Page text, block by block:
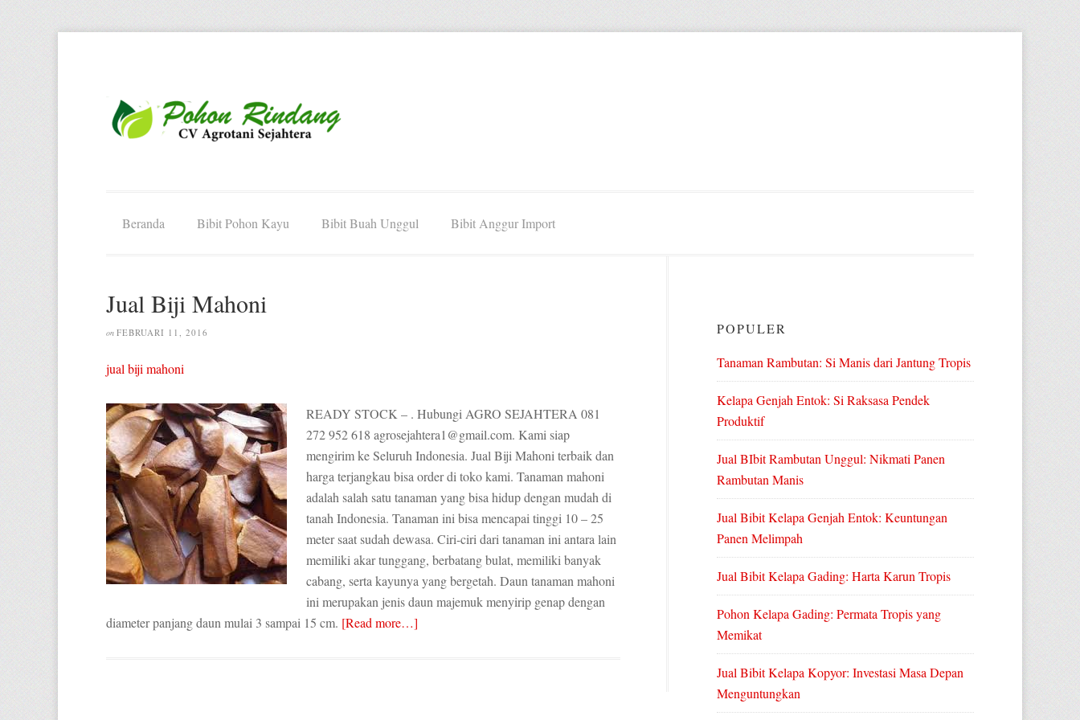
Beranda Bibit Pohon Kayu Bibit Buah Unggul Bibit Anggur Import
Jual Biji Mahoni
on FEBRUARI 11, 2016
jual biji mahoni
READY STOCK – . Hubungi AGRO SEJAHTERA 081
272 952 618 agrosejahtera1@gmail.com. Kami siap
mengirim ke Seluruh Indonesia. Jual Biji Mahoni terbaik dan
harga terjangkau bisa order di toko kami. Tanaman mahoni
adalah salah satu tanaman yang bisa hidup dengan mudah di
tanah Indonesia. Tanaman ini bisa mencapai tinggi 10 – 25
meter saat sudah dewasa. Ciri-ciri dari tanaman ini antara lain
memiliki akar tunggang, berbatang bulat, memiliki banyak
cabang, serta kayunya yang bergetah. Daun tanaman mahoni
ini merupakan jenis daun majemuk menyirip genap dengan
diameter panjang daun mulai 3 sampai 15 cm. [Read more…]
POPULER
Tanaman Rambutan: Si Manis dari Jantung Tropis
Kelapa Genjah Entok: Si Raksasa Pendek
Produktif
Jual BIbit Rambutan Unggul: Nikmati Panen
Rambutan Manis
Jual Bibit Kelapa Genjah Entok: Keuntungan
Panen Melimpah
Jual Bibit Kelapa Gading: Harta Karun Tropis
Pohon Kelapa Gading: Permata Tropis yang
Memikat
Jual Bibit Kelapa Kopyor: Investasi Masa Depan
Menguntungkan